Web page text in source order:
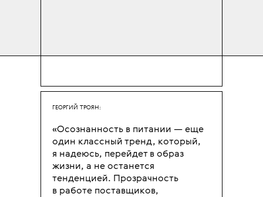
ГЕОРГИЙ ТРОЯН:
«Осознанность в питании — еще
один классный тренд, который,
я надеюсь, перейдет в образ
жизни, а не останется
тенденцией. Прозрачность
в работе поставщиков,